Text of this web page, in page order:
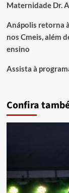
Maternidade Dr.
Anápolis retorna
nos Cmeis, além
ensino
Assista à
Confira